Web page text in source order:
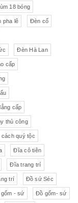
18 bóng
pha lê Đèn cổ
Đèn Hà Lan
cấp
cấp
thủ công
cách quý tộc
Đĩa cô tiên
Đĩa trang trí
trí Đồ sứ Séc
- sứ Đồ gốm- sứ